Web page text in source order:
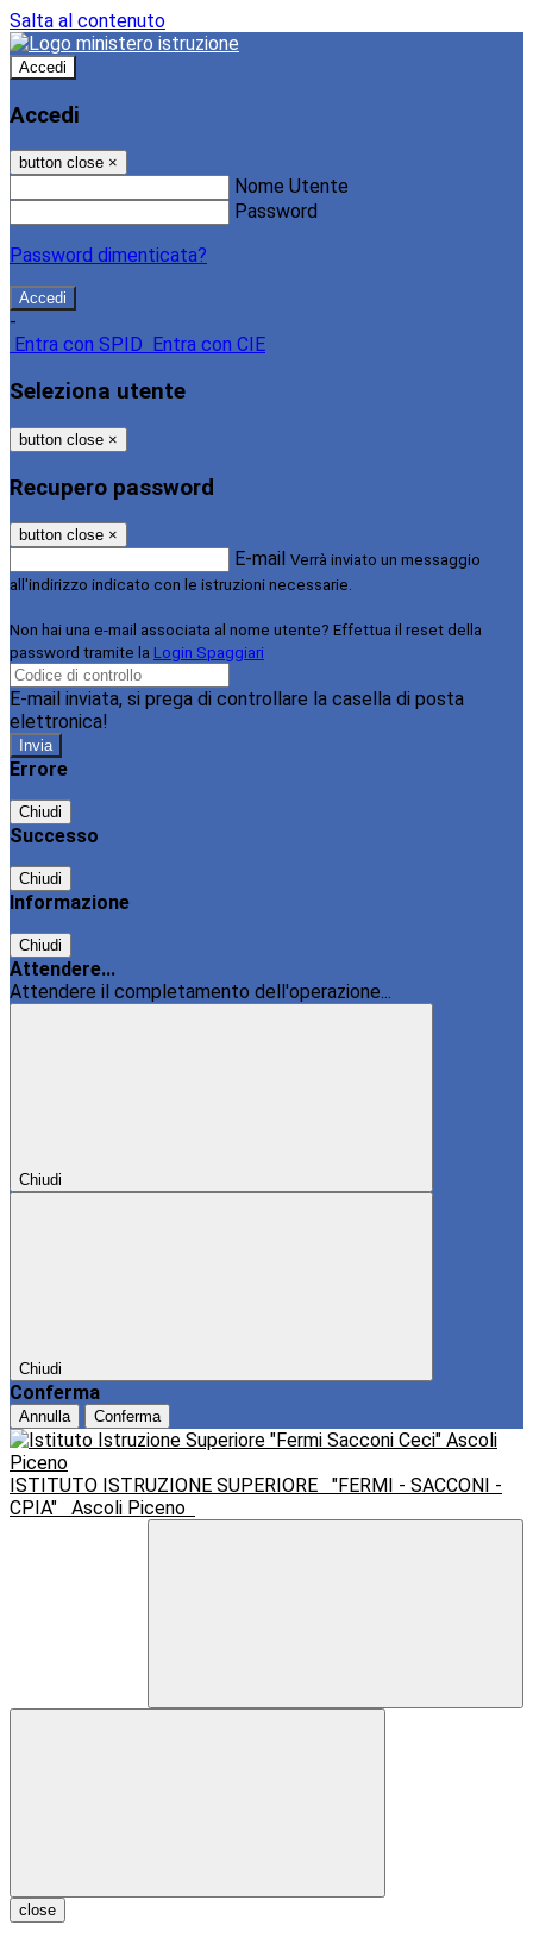
Salta al contenuto
Accedi
Accedi
button close ×
Nome Utente
Password
Password dimenticata?
-
Entra con SPID
Entra con CIE
Seleziona utente
button close ×
Recupero password
button close ×
E-mail Verrà inviato un messaggio
all'indirizzo indicato con le istruzioni necessarie.
Non hai una e-mail associata al nome utente? Effettua il reset della
password tramite la Login Spaggiari
E-mail inviata, si prega di controllare la casella di posta
elettronica!
Errore
Chiudi
Successo
Chiudi
Informazione
Chiudi
Attendere...
Attendere il completamento dell'operazione...
Chiudi
Chiudi
Conferma
Annulla Conferma
ISTITUTO ISTRUZIONE SUPERIORE
"FERMI - SACCONI -
CPIA"
Ascoli Piceno
close